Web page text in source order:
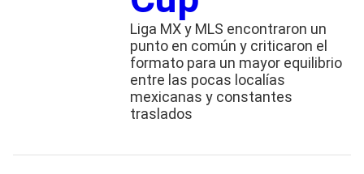
Liga MX y MLS encontraron un
punto en común y criticaron el
formato para un mayor equilibrio
entre las pocas localías
mexicanas y constantes
traslados